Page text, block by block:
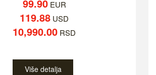
99.90EUR
119.88 USD
10,990.00 RSD
Više detalja